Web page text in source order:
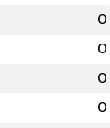
0
0
0
0